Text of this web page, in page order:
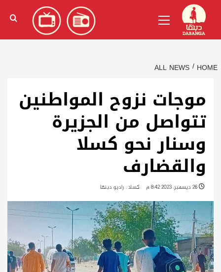
content
الإنجليزية)
Menu
HOME
ALL NEWS
موجات نزوح المواطنين
تتواصل من الجزيرة
وسنار نحو كسلا
والقضارف
كسلا : راديو دبنقا